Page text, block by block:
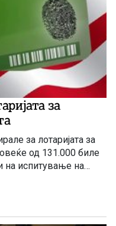
за
за лотаријата за
од 131.000 биле
на испитување на